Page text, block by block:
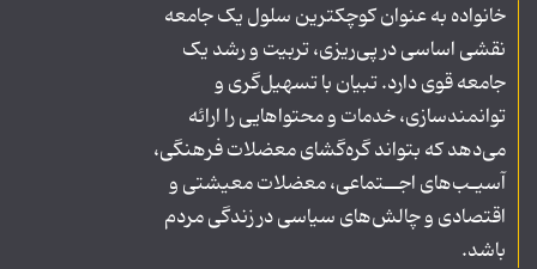
خانواده به عنوان کوچکترین سلول یک جامعه
نقشی اساسی در پی‌ریزی، تربیت و رشد یک
جامعه قوی دارد. تبیان با تسهیل‌گری و
توانمندسازی، خدمات و محتواهایی را ارائه
می‌دهد که بتواند گره‌گشای معضلات فرهنگی،
آسیـب‌های اجــتماعی، معضلات معیشتی و
اقتصادی و چالش‌های سیاسی در زندگی مردم
باشد.